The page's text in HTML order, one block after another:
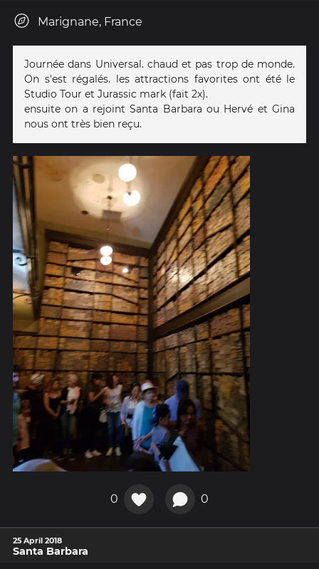
Marignane, France
Journée dans Universal. chaud et pas trop de monde.
On s'est régalés. les attractions favorites ont été le
Studio Tour et Jurassic mark (fait 2x).
ensuite on a rejoint Santa Barbara ou Hervé et Gina
nous ont très bien reçu.
0 0
25 April 2018
Santa Barbara